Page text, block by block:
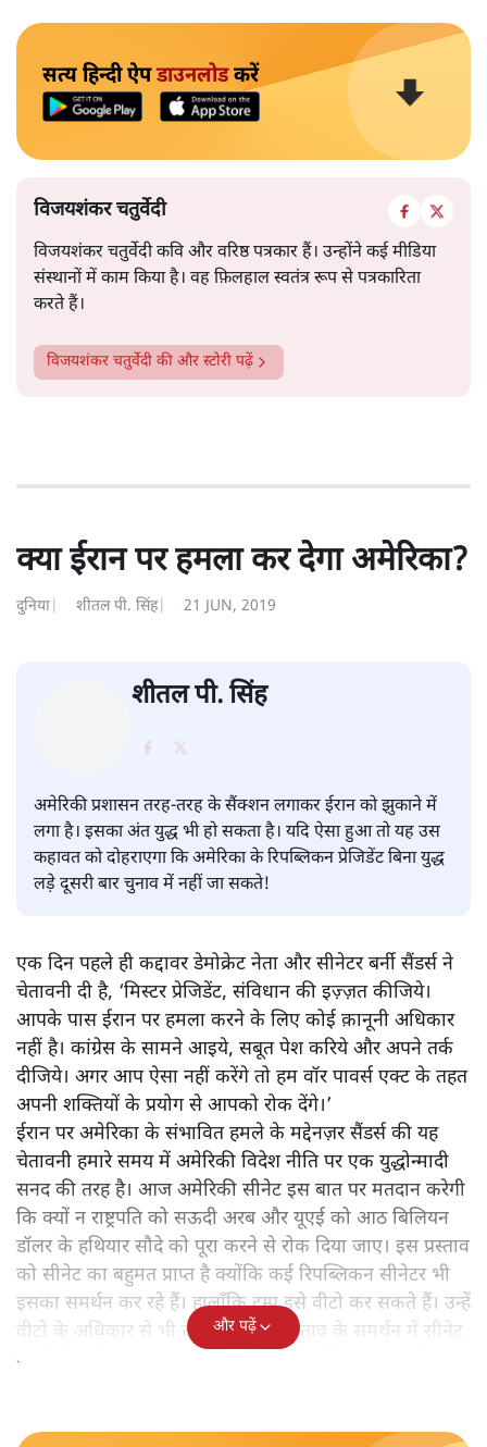
सत्य हिन्दी ऐपडाउनलोडकरें
विजयशंकर चतुर्वेदी
विजयशंकर चतुर्वेदी कवि और वरिष्ठ पत्रकार हैं। उन्होंने कई मीडिया
संस्थानों में काम किया है। वह फ़िलहाल स्वतंत्र रूप से पत्रकारिता
करते हैं।
विजयशंकर चतुर्वेदी की और स्टोरी पढ़ें
क्या ईरान पर हमला कर देगा अमेरिका?
दुनिया शीतल पी. सिंह| 21 JUN, 2019
शीतल पी. सिंह
अमेरिकी प्रशासन तरह-तरह के सैंक्शन लगाकर ईरान को झुकाने में
लगा है। इसका अंत युद्ध भी हो सकता है। यदि ऐसा हुआ तो यह उस
कहावत को दोहराएगा कि अमेरिका के रिपब्लिकन प्रेजिडेंट बिना युद्ध
लड़े दूसरी बार चुनाव में नहीं जा सकते!
एक दिन पहले ही कद्दावर डेमोक्रेट नेता और सीनेटर बर्नी सैंडर्स ने
चेतावनी दी है, ‘मिस्टर प्रेजिडेंट, संविधान की इज़्ज़त कीजिये।
आपके पास ईरान पर हमला करने के लिए कोई क़ानूनी अधिकार
नहीं है। कांग्रेस के सामने आइये, सबूत पेश करिये और अपने तर्क
ईरान पर अमेरिका के संभावित हमले के मद्देनज़र सैंडर्स की यह